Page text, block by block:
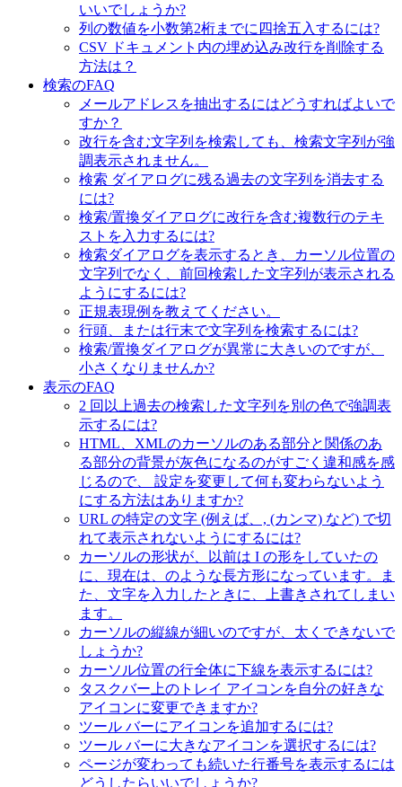
いいでしょうか?
列の数値を小数第2桁までに四捨五入するには?
CSV ドキュメント内の埋め込み改行を削除する
方法は？
検索のFAQ
メールアドレスを抽出するにはどうすればよいで
すか？
改行を含む文字列を検索しても、検索文字列が強
調表示されません。
検索 ダイアログに残る過去の文字列を消去する
には?
検索/置換ダイアログに改行を含む複数行のテキ
ストを入力するには?
検索ダイアログを表示するとき、カーソル位置の
文字列でなく、前回検索した文字列が表示される
ようにするには?
正規表現例を教えてください。
行頭、または行末で文字列を検索するには?
検索/置換ダイアログが異常に大きいのですが、
小さくなりませんか?
表示のFAQ
2 回以上過去の検索した文字列を別の色で強調表
示するには?
HTML、XMLのカーソルのある部分と関係のあ
る部分の背景が灰色になるのがすごく違和感を感
じるので、 設定を変更して何も変わらないよう
にする方法はありますか?
URL の特定の文字 (例えば、, (カンマ) など) で切
れて表示されないようにするには?
カーソルの形状が、以前は I の形をしていたの
に、現在は、のような長方形になっています。ま
た、文字を入力したときに、上書きされてしまい
ます。
カーソルの縦線が細いのですが、太くできないで
しょうか?
カーソル位置の行全体に下線を表示するには?
タスクバー上のトレイ アイコンを自分の好きな
アイコンに変更できますか?
ツール バーにアイコンを追加するには?
ツール バーに大きなアイコンを選択するには?
ページが変わっても続いた行番号を表示するには
どうしたらいいでしょうか?